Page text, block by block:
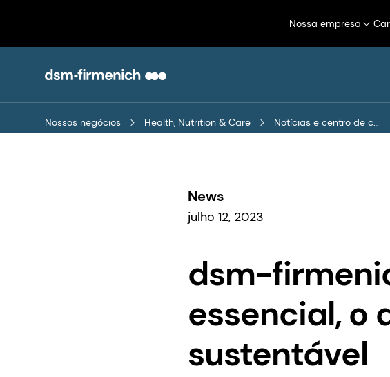
Nossa empresa
Nossos negócios Health, Nutrition & Care Notícias e centro de conhecimento
News
julho 12, 2023
dsm-
essencial, o
sustentável